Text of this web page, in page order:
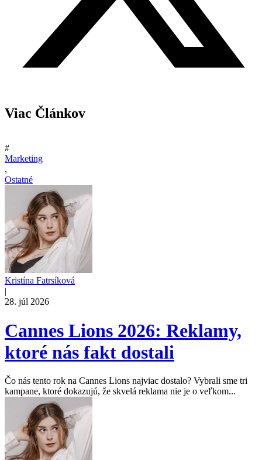
Viac Článkov
#
Marketing
,
Ostatné
Kristína Fatrsíková
28. júl 2026
Cannes Lions 2026: Reklamy,
ktoré nás fakt dostali
Čo nás tento rok na Cannes Lions najviac dostalo? Vybrali sme tri
kampane, ktoré dokazujú, že skvelá reklama nie je o veľkom...